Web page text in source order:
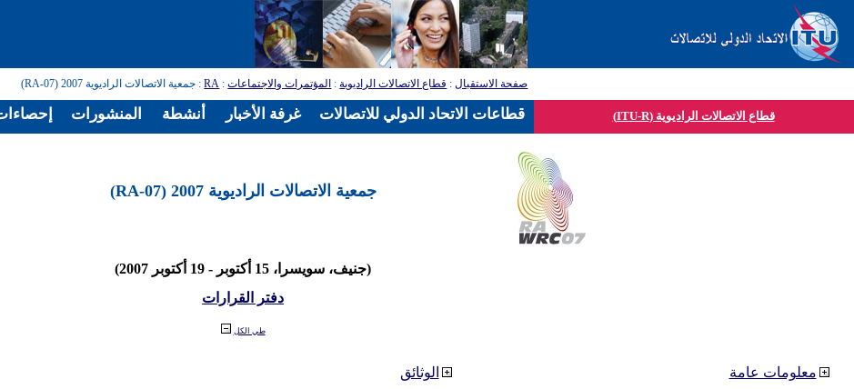
صفحة الاستقبال: قطاع الاتصالات الراديوية: المؤتمرات والاجتماعات:
RA: جمعية الاتصالات الراديوية 2007 (RA-07)
قطاع الاتصالات الراديوية (ITU-R)
جمعية الاتصالات الراديوية 2007 (RA-07)
(جنيف، سويسرا، 15 أكتوبر - 19 أكتوبر 2007)
دفتر القرارات
طي الكل
الوثائق
معلومات عامة
المنشورات أنشطة غرفة الأخبار قطاعات الاتحاد الدولي للاتصالات